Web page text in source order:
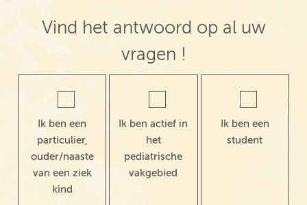
Vind het antwoord op al uw
vragen !
Ik ben een
particulier,
ouder/naaste
van een ziek
kind
Ik ben actief in
het
pediatrische
vakgebied
Ik ben een
student